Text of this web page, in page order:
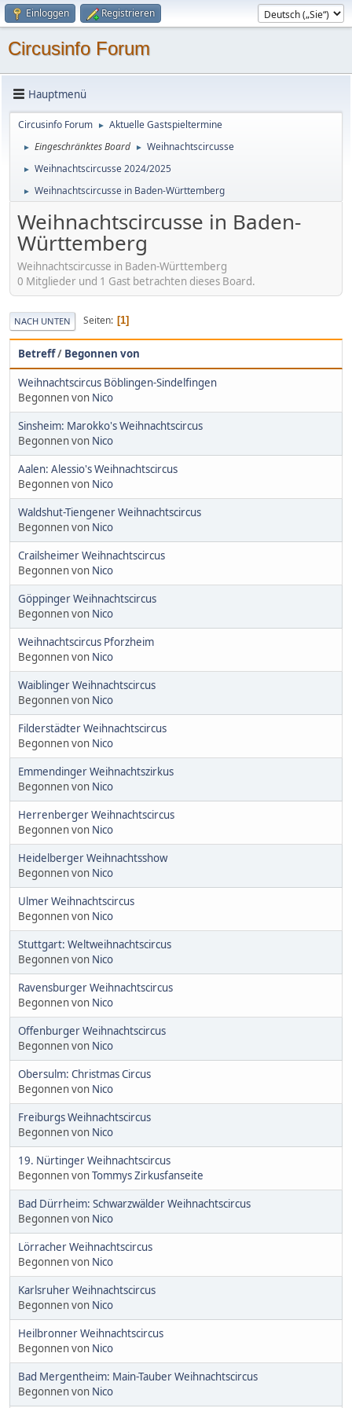
Einloggen Registrieren
Circusinfo Forum
Hauptmenü
Circusinfo Forum ► Aktuelle Gastspieltermine
► Eingeschränktes Board ► Weihnachtscircusse
► Weihnachtscircusse 2024/2025
► Weihnachtscircusse in Baden-Württemberg
Weihnachtscircusse in Baden-
Württemberg
Weihnachtscircusse in Baden-Württemberg
0 Mitglieder und 1 Gast betrachten dieses Board.
NACH UNTEN Seiten 1
Betreff/ Begonnen von
Weihnachtscircus Böblingen-Sindelfingen
Begonnen von Nico
Sinsheim: Marokko's Weihnachtscircus
Begonnen von Nico
Aalen: Alessio's Weihnachtscircus
Begonnen von Nico
Waldshut-Tiengener Weihnachtscircus
Begonnen von Nico
Crailsheimer Weihnachtscircus
Begonnen von Nico
Göppinger Weihnachtscircus
Begonnen von Nico
Weihnachtscircus Pforzheim
Begonnen von Nico
Waiblinger Weihnachtscircus
Begonnen von Nico
Filderstädter Weihnachtscircus
Begonnen von Nico
Emmendinger Weihnachtszirkus
Begonnen von Nico
Herrenberger Weihnachtscircus
Begonnen von Nico
Heidelberger Weihnachtsshow
Begonnen von Nico
Ulmer Weihnachtscircus
Begonnen von Nico
Stuttgart: Weltweihnachtscircus
Begonnen von Nico
Ravensburger Weihnachtscircus
Begonnen von Nico
Offenburger Weihnachtscircus
Begonnen von Nico
Obersulm: Christmas Circus
Begonnen von Nico
Freiburgs Weihnachtscircus
Begonnen von Nico
19. Nürtinger Weihnachtscircus
Begonnen vonTommys Zirkusfanseite
Bad Dürrheim: Schwarzwälder Weihnachtscircus
Begonnen von Nico
Lörracher Weihnachtscircus
Begonnen von Nico
Karlsruher Weihnachtscircus
Begonnen von Nico
Heilbronner Weihnachtscircus
Begonnen von Nico
Bad Mergentheim: Main-Tauber Weihnachtscircus
Begonnen von Nico